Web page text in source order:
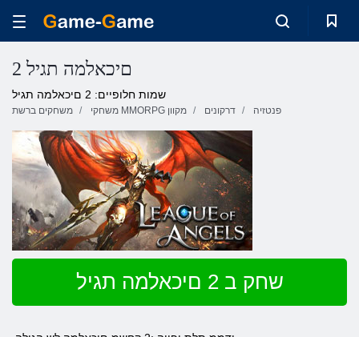
2 םיכאלמה תגיל
שמות חלופיים: 2 םיכאלמה תגיל
משחקים ברשת משחקי MMORPG מקוון דרקונים פנטזיה
שחק ב 2 םיכאלמה תגיל